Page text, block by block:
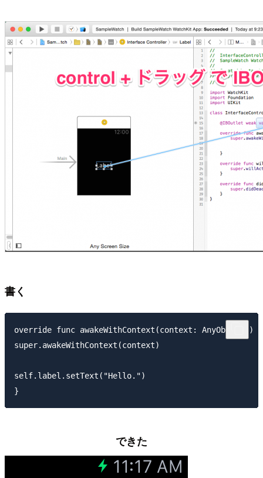
書く
override func awakeWithContext(context: AnyObject?) {
super.awakeWithContext(context)
self.label.setText("Hello.")
できた